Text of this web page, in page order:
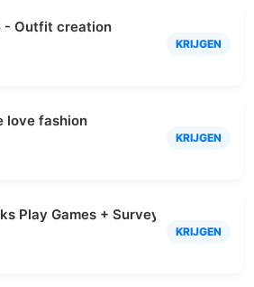
- Outfit creation
KRIJGEN
love fashion
KRIJGEN
Play Games + Surveys
KRIJGEN